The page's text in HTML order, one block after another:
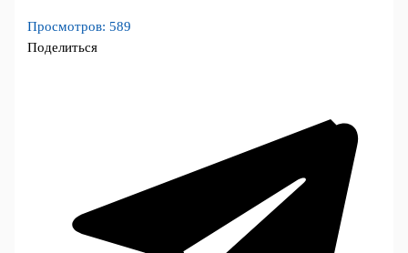
Просмотров: 589
Поделиться